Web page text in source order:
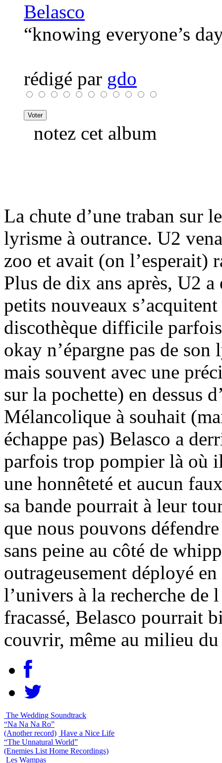
Belasco
“knowing everyone’s
rédigé par gdo
notez cet album
La chute d’une traban sur
lyrisme à outrance. U2
zoo et avait (on l’esperait)
Plus de dix ans après, U2 a
petits nouveaux
discothèque difficile
okay n’épargne pas de son
mais souvent avec une
sur la pochette) en dessus
Mélancolique à souhait
échappe pas) Belasco a
parfois trop pompier là où
une honnêteté et aucun
sa bande pourrait à leur
que nous pouvons
sans peine au côté de
outrageusement déployé
l’univers à la recherche de
fracassé, Belasco pourrait
couvrir, même au milieu
The Wedding Soundtrack
“Na Na Na Ro”
(Another record) Have a Nice Life
“The Unnatural World”
(Enemies List Home Recordings)
Les Wampas